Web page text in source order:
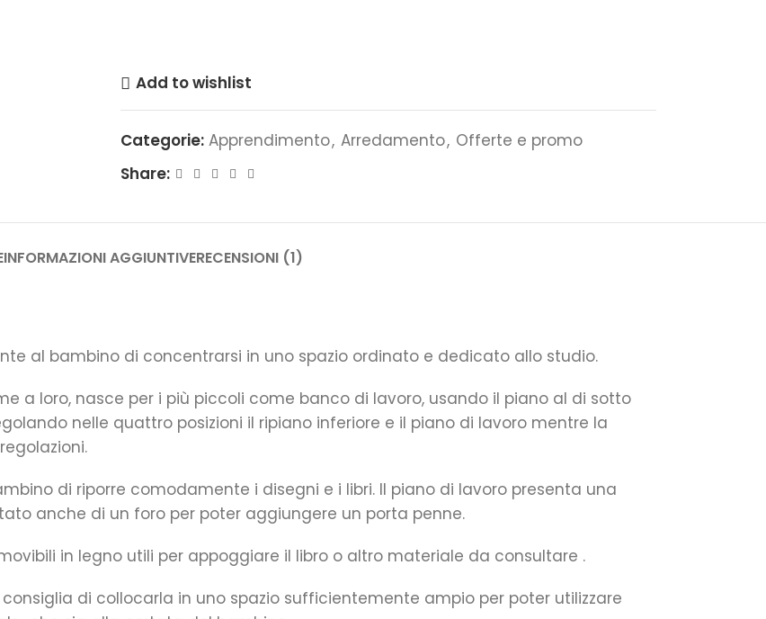
Add to wishlist
Categorie: Apprendimento, Arredamento, Offerte e promo
Share:
INFORMAZIONI AGGIUNTIVERECENSIONI (1)
al bambino di concentrarsi in uno spazio ordinato e dedicato allo studio.
a loro, nasce per i più piccoli come banco di lavoro, usando il piano al di sotto
nelle quattro posizioni il ripiano inferiore e il piano di lavoro mentre la
di riporre comodamente i disegni e i libri. Il piano di lavoro presenta una
anche di un foro per poter aggiungere un porta penne.
in legno utili per appoggiare il libro o altro materiale da consultare .
di collocarla in uno spazio sufficientemente ampio per poter utilizzare